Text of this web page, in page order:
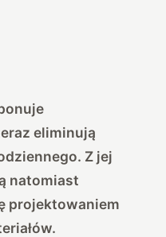
eliminują
Z jej
natomiast
projektowaniem